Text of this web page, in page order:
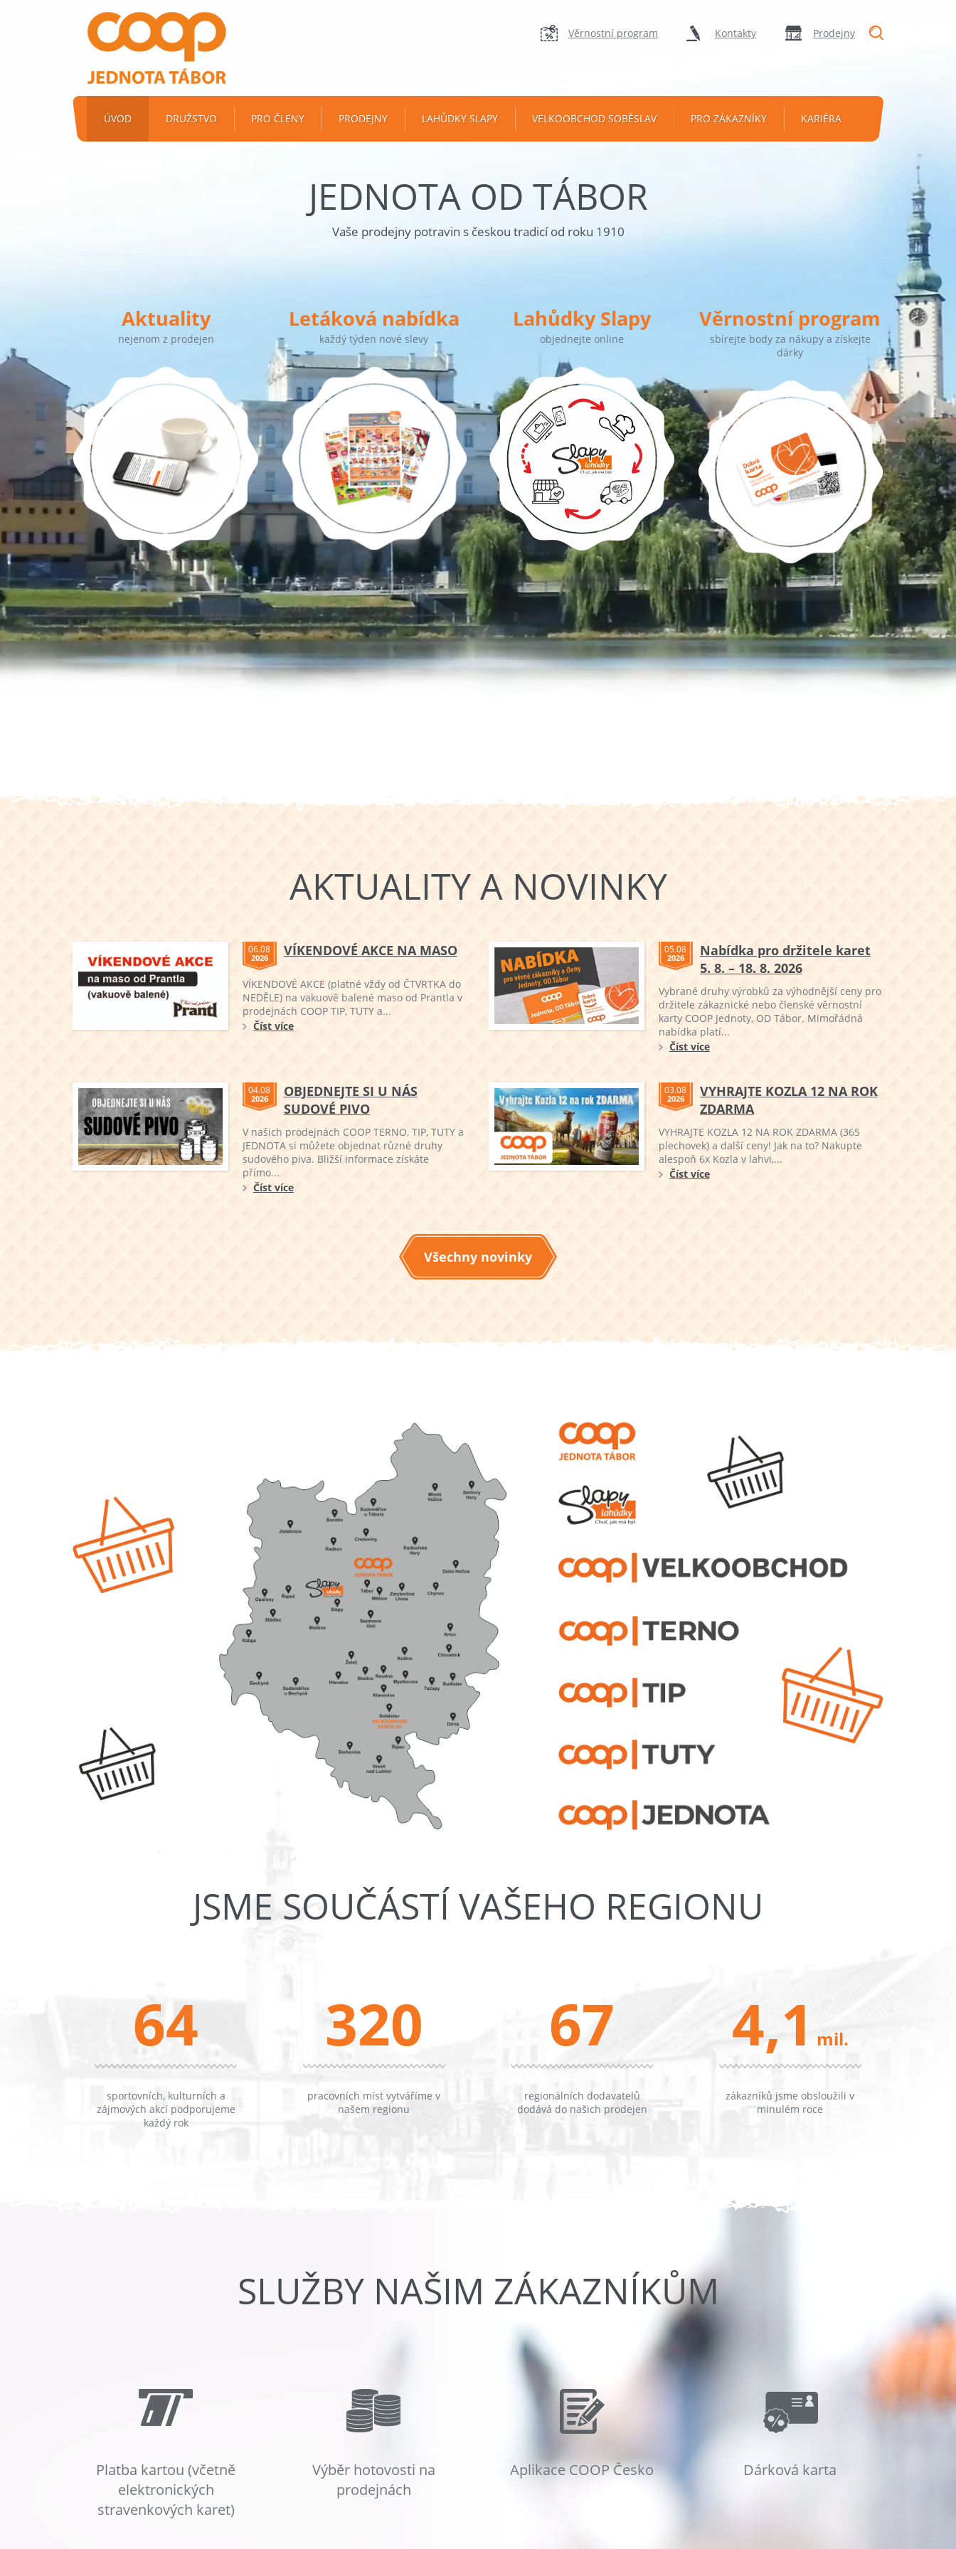
Věrnostní program Kontakty Prodejny
ÚVOD DRUŽSTVO PRO ČLENY PRODEJNY LAHŮDKY SLAPY VELKOOBCHOD SOBĚSLAV PRO ZÁKAZNÍKY KARIÉRA
JEDNOTA OD TÁBOR
Vaše prodejny potravin s českou tradicí od roku 1910
Aktuality
nejenom z prodejen
Letáková nabídka
každý týden nové slevy
Lahůdky Slapy
objednejte online
Věrnostní program
sbírejte body za nákupy a získejte
dárky
AKTUALITY A NOVINKY
06.08
2026 VÍKENDOVÉ AKCE NA MASO
VÍKENDOVÉ AKCE (platné vždy od ČTVRTKA do
NEDĚLE) na vakuově balené maso od Prantla v
prodejnách COOP TIP, TUTY a...
Číst více
05.08
2026
Nabídka pro držitele karet
5. 8. – 18. 8. 2026
Vybrané druhy výrobků za výhodnější ceny pro
držitele zákaznické nebo členské věrnostní
karty COOP Jednoty, OD Tábor. Mimořádná
nabídka platí...
Číst více
04.08
2026
OBJEDNEJTE SI U NÁS
SUDOVÉ PIVO
V našich prodejnách COOP TERNO, TIP, TUTY a
JEDNOTA si můžete objednat různé druhy
sudového piva. Bližší informace získáte
přímo...
Číst více
03.08
2026
VYHRAJTE KOZLA 12 NA ROK
ZDARMA
VYHRAJTE KOZLA 12 NA ROK ZDARMA (365
plechovek) a další ceny! Jak na to? Nakupte
alespoň 6x Kozla v lahvi,...
Číst více
Všechny novinky
JSME SOUČÁSTÍ VAŠEHO REGIONU
64
sportovních, kulturních a
zájmových akcí podporujeme
každý rok
320
pracovních míst vytváříme v
našem regionu
67
regionálních dodavatelů
dodává do našich prodejen
4,1 mil.
zákazníků jsme obsloužili v
minulém roce
SLUŽBY NAŠIM ZÁKAZNÍKŮM
Platba kartou (včetně
elektronických
stravenkových karet)
Výběr hotovosti na
prodejnách
Aplikace COOP Česko Dárková karta